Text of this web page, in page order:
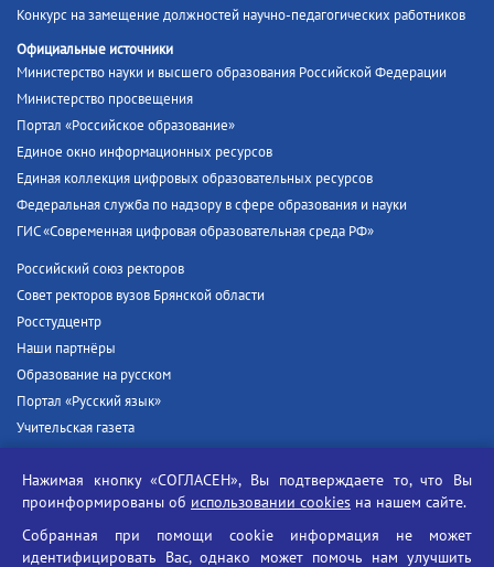
Конкурс на замещение должностей научно-педагогических работников
Официальные источники
Министерство науки и высшего образования Российской Федерации
Министерство просвещения
Портал «Российское образование»
Единое окно информационных ресурсов
Единая коллекция цифровых образовательных ресурсов
Федеральная служба по надзору в сфере образования и науки
ГИС «Современная цифровая образовательная среда РФ»
Российский союз ректоров
Совет ректоров вузов Брянской области
Росстудцентр
Наши партнёры
Образование на русском
Портал «Русский язык»
Учительская газета
Единый портал государственных услуг
Противодействие угрозам информационной безопасности
Нажимая кнопку «СОГЛАСЕН», Вы подтверждаете то, что Вы
проинформированы об использовании cookies на нашем сайте.
Собранная при помощи cookie информация не может
идентифицировать Вас, однако может помочь нам улучшить